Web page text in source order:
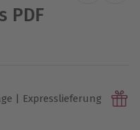
PDF
| Expresslieferung